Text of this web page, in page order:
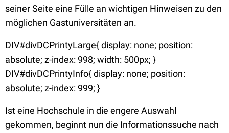
seiner Seite eine Fülle an wichtigen Hinweisen zu den
möglichen Gastuniversitäten an.
DIV#divDCPrintyLarge{ display: none; position:
absolute; z-index: 998; width: 500px; }
DIV#divDCPrintyInfo{ display: none; position:
absolute; z-index: 999; }
Ist eine Hochschule in die engere Auswahl
gekommen, beginnt nun die Informationssuche nach